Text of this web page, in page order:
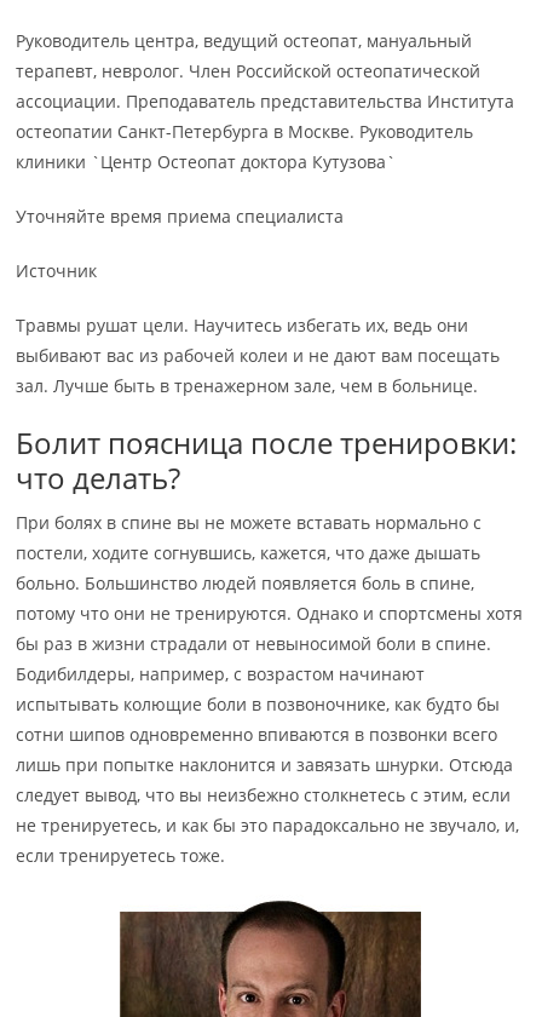
Руководитель центра, ведущий остеопат, мануальный
терапевт, невролог. Член Российской остеопатической
ассоциации. Преподаватель представительства Института
остеопатии Санкт-Петербурга в Москве. Руководитель
клиники `Центр Остеопат доктора Кутузова`
Уточняйте время приема специалиста
Источник
Травмы рушат цели. Научитесь избегать их, ведь они
выбивают вас из рабочей колеи и не дают вам посещать
зал. Лучше быть в тренажерном зале, чем в больнице.
Болит поясница после тренировки:
что делать?
При болях в спине вы не можете вставать нормально с
постели, ходите согнувшись, кажется, что даже дышать
больно. Большинство людей появляется боль в спине,
потому что они не тренируются. Однако и спортсмены хотя
бы раз в жизни страдали от невыносимой боли в спине.
Бодибилдеры, например, с возрастом начинают
испытывать колющие боли в позвоночнике, как будто бы
сотни шипов одновременно впиваются в позвонки всего
лишь при попытке наклонится и завязать шнурки. Отсюда
следует вывод, что вы неизбежно столкнетесь с этим, если
не тренируетесь, и как бы это парадоксально не звучало, и,
если тренируетесь тоже.